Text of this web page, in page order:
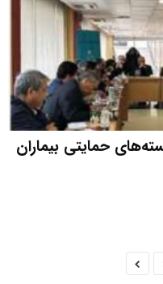
حمایتی بیماران